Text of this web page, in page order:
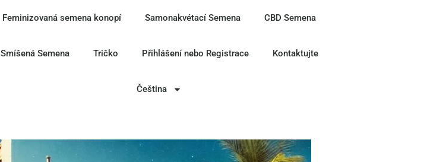
Feminizovaná semena konopí Samonakvétací Semena CBD Semena
Smíšená Semena Tričko Přihlášení nebo Registrace Kontaktujte
Čeština